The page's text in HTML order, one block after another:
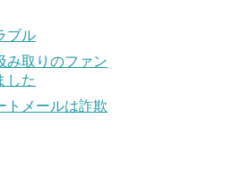
ブル
み取りのファン
した
トメールは詐欺